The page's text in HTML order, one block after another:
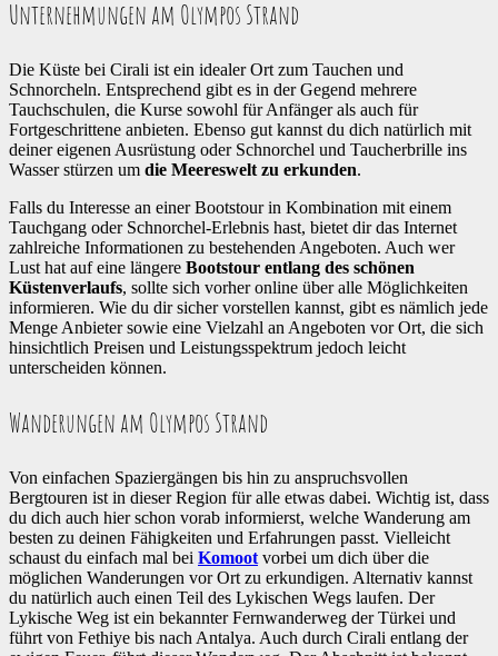
Unternehmungen am Olympos Strand
Die Küste bei Cirali ist ein idealer Ort zum Tauchen und
Schnorcheln. Entsprechend gibt es in der Gegend mehrere
Tauchschulen, die Kurse sowohl für Anfänger als auch für
Fortgeschrittene anbieten. Ebenso gut kannst du dich natürlich mit
deiner eigenen Ausrüstung oder Schnorchel und Taucherbrille ins
Wasser stürzen um die Meereswelt zu erkunden.
Falls du Interesse an einer Bootstour in Kombination mit einem
Tauchgang oder Schnorchel-Erlebnis hast, bietet dir das Internet
zahlreiche Informationen zu bestehenden Angeboten. Auch wer
Lust hat auf eine längere Bootstour entlang des schönen
Küstenverlaufs, sollte sich vorher online über alle Möglichkeiten
informieren. Wie du dir sicher vorstellen kannst, gibt es nämlich jede
Menge Anbieter sowie eine Vielzahl an Angeboten vor Ort, die sich
hinsichtlich Preisen und Leistungsspektrum jedoch leicht
unterscheiden können.
Wanderungen am Olympos Strand
Von einfachen Spaziergängen bis hin zu anspruchsvollen
Bergtouren ist in dieser Region für alle etwas dabei. Wichtig ist, dass
du dich auch hier schon vorab informierst, welche Wanderung am
besten zu deinen Fähigkeiten und Erfahrungen passt. Vielleicht
schaust du einfach mal bei Komoot vorbei um dich über die
möglichen Wanderungen vor Ort zu erkundigen. Alternativ kannst
du natürlich auch einen Teil des Lykischen Wegs laufen. Der
Lykische Weg ist ein bekannter Fernwanderweg der Türkei und
führt von Fethiye bis nach Antalya. Auch durch Cirali entlang der